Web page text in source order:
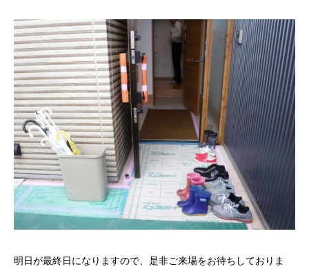
明日が最終日になりますので、是非ご来場をお待ちしておりま